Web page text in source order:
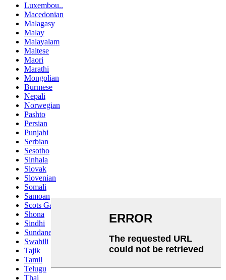
Luxembou..
Macedonian
Malagasy
Malay
Malayalam
Maltese
Maori
Marathi
Mongolian
Burmese
Nepali
Norwegian
Pashto
Persian
Punjabi
Serbian
Sesotho
Sinhala
Slovak
Slovenian
Somali
Samoan
Scots Gaelic
Shona
Sindhi
Sundanese
Swahili
Tajik
Tamil
Telugu
Thai